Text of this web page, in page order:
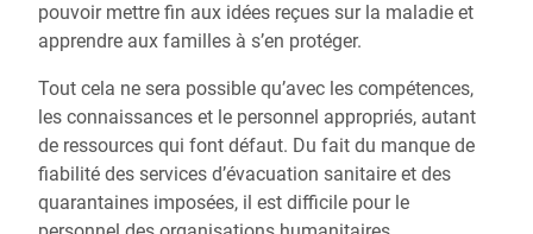
pouvoir mettre fin aux idées reçues sur la maladie et
apprendre aux familles à s’en protéger.
Tout cela ne sera possible qu’avec les compétences,
les connaissances et le personnel appropriés, autant
de ressources qui font défaut. Du fait du manque de
fiabilité des services d’évacuation sanitaire et des
quarantaines imposées, il est difficile pour le